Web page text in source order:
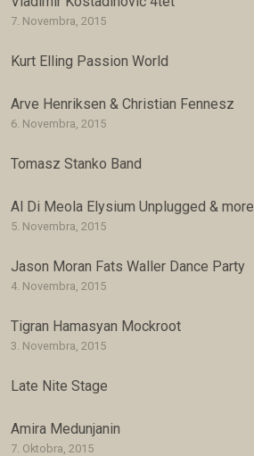
7. Novembra, 2015
Kurt Elling Passion World
Arve Henriksen & Christian Fennesz
6. Novembra, 2015
Tomasz Stanko Band
Al Di Meola Elysium Unplugged & more
5. Novembra, 2015
Jason Moran Fats Waller Dance Party
4. Novembra, 2015
Tigran Hamasyan Mockroot
3. Novembra, 2015
Late Nite Stage
Amira Medunjanin
7. Oktobra, 2015